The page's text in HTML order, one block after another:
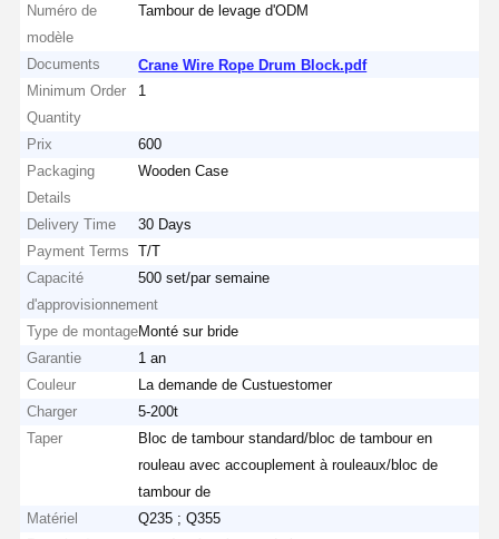
Numéro de
modèle
Tambour de levage d'ODM
Documents
Crane Wire Rope Drum Block.pdf
Minimum Order
Quantity
1
Prix
600
Packaging
Details
Wooden Case
Delivery Time
30 Days
Payment Terms
T/T
Capacité
d'approvisionnement
500 set/par semaine
Type de montageMonté sur bride
Garantie
1 an
Couleur
La demande de Custuestomer
Charger
5-200t
Taper
Bloc de tambour standard/bloc de tambour en
rouleau avec accouplement à rouleaux/bloc de
tambour de
Matériel
Q235 ; Q355